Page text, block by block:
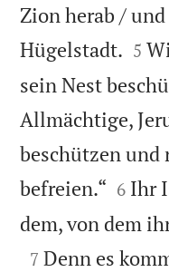
Zion herab /
Hügelstadt. 

5
sein Nest
Allmächtige,
beschützen und
befreien.“ 

6 Ihr
dem, von dem

7 Denn es